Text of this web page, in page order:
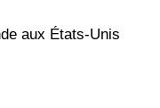
aux États-Unis